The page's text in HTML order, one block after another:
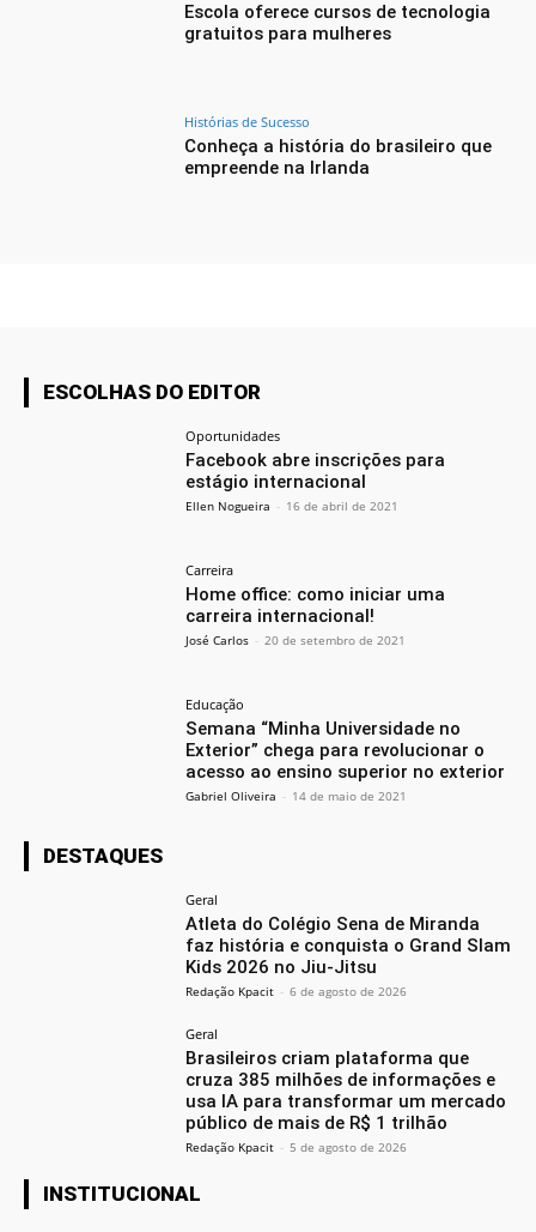
Escola oferece cursos de tecnologia
gratuitos para mulheres
Histórias de Sucesso
Conheça a história do brasileiro que
empreende na Irlanda
ESCOLHAS DO EDITOR
Oportunidades
Facebook abre inscrições para
estágio internacional
Ellen Nogueira - 16 de abril de 2021
Carreira
Home office: como iniciar uma
carreira internacional!
José Carlos - 20 de setembro de 2021
Educação
Semana “Minha Universidade no
Exterior” chega para revolucionar o
acesso ao ensino superior no exterior
Gabriel Oliveira - 14 de maio de 2021
DESTAQUES
Geral
Atleta do Colégio Sena de Miranda
faz história e conquista o Grand Slam
Kids 2026 no Jiu-Jitsu
Redação Kpacit - 6 de agosto de 2026
Geral
Brasileiros criam plataforma que
cruza 385 milhões de informações e
usa IA para transformar um mercado
público de mais de R$ 1 trilhão
Redação Kpacit - 5 de agosto de 2026
INSTITUCIONAL